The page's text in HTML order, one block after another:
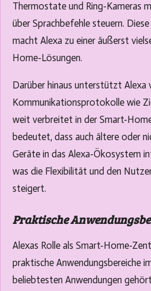
Thermostate und Ring-Kameras
über Sprachbefehle steuern.
macht Alexa zu einer äußerst
Home-Lösungen.
Darüber hinaus unterstützt Alexa
Kommunikationsprotokolle wie
weit verbreitet in der Smart-
bedeutet, dass auch ältere oder
Geräte in das Alexa-Ökosystem
was die Flexibilität und den
steigert.
Praktische
Alexas Rolle als Smart-Home-
praktische Anwendungsbereiche
beliebtesten Anwendungen